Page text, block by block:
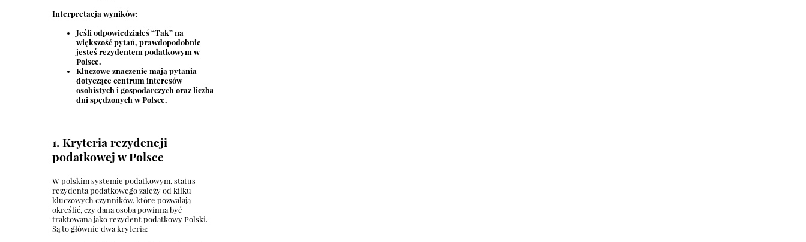
Interpretacja wyników:
Jeśli odpowiedziałeś “Tak” na
większość pytań, prawdopodobnie
jesteś rezydentem podatkowym w
Polsce.
Kluczowe znaczenie mają pytania
dotyczące centrum interesów
osobistych i gospodarczych oraz liczba
dni spędzonych w Polsce.
1. Kryteria rezydencji
podatkowej w Polsce
W polskim systemie podatkowym, status
rezydenta podatkowego zależy od kilku
kluczowych czynników, które pozwalają
określić, czy dana osoba powinna być
traktowana jako rezydent podatkowy Polski.
Są to głównie dwa kryteria: